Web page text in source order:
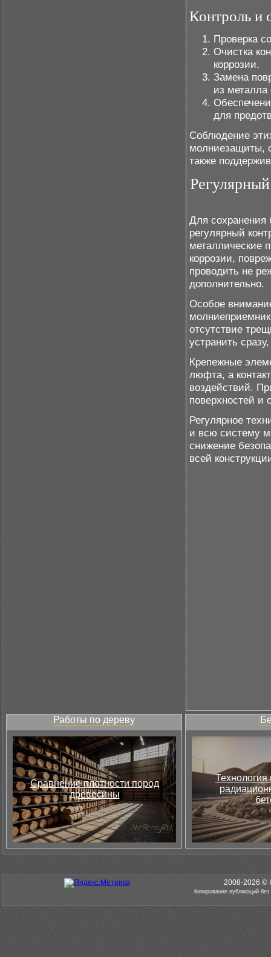
Контроль и
Проверка
Очистка
коррозии.
Замена
из металла
для
Соблюдение
молниезащиты,
также
Для сохранения
регулярный
металлические
коррозии,
проводить не
дополнительно.
Особое
отсутствие
устранить
Крепежные
люфта, а
воздействий.
поверхностей и
Регулярное
и всю систему
снижение
всей
Работы по дереву
Сравнение плотности пород
древесины
Технология
2008-2026 ©
Копирование публикаций